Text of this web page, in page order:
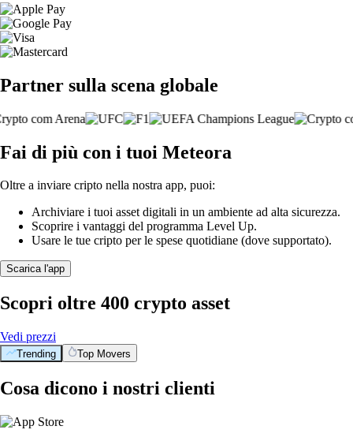
Partner sulla scena globale
Fai di più con i tuoi Meteora
Oltre a inviare cripto nella nostra app, puoi:
Archiviare i tuoi asset digitali in un ambiente ad alta sicurezza.
Scoprire i vantaggi del programma Level Up.
Usare le tue cripto per le spese quotidiane (dove supportato).
Scarica l'app
Scopri oltre 400 crypto asset
Vedi prezzi
Trending Top Movers
Cosa dicono i nostri clienti